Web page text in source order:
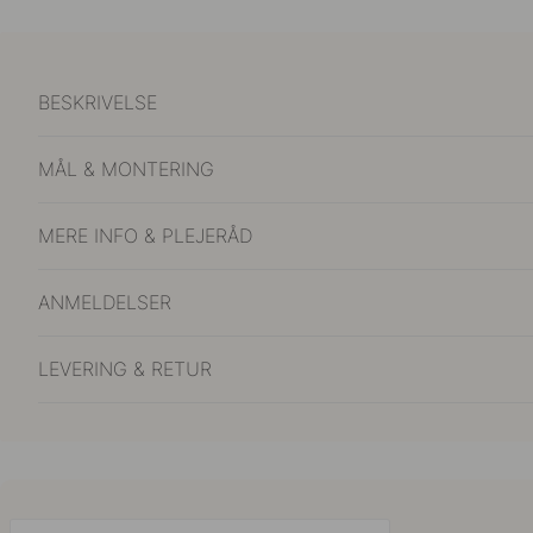
BESKRIVELSE
MÅL & MONTERING
MERE INFO & PLEJERÅD
ANMELDELSER
LEVERING & RETUR